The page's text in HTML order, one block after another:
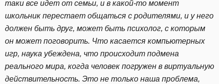
таки все идет от семьи, и в какой-то момент
школьник перестает общаться с родителями, и у него
должен быть друг, может быть психолог, с которым
он может поговорить. Что касается компьютерных
игр, наука убеждена, что происходит подмена
реального мира, когда человек погружен в виртуальную
действительность. Это не только наша проблема,